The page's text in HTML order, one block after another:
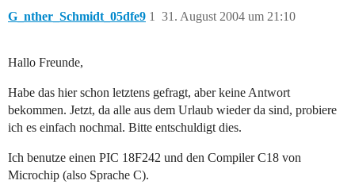
G_nther_Schmidt_05dfe9 31. August 2004 um 21:10
1
Hallo Freunde,
Habe das hier schon letztens gefragt, aber keine Antwort
bekommen. Jetzt, da alle aus dem Urlaub wieder da sind, probiere
ich es einfach nochmal. Bitte entschuldigt dies.
Ich benutze einen PIC 18F242 und den Compiler C18 von
Microchip (also Sprache C).